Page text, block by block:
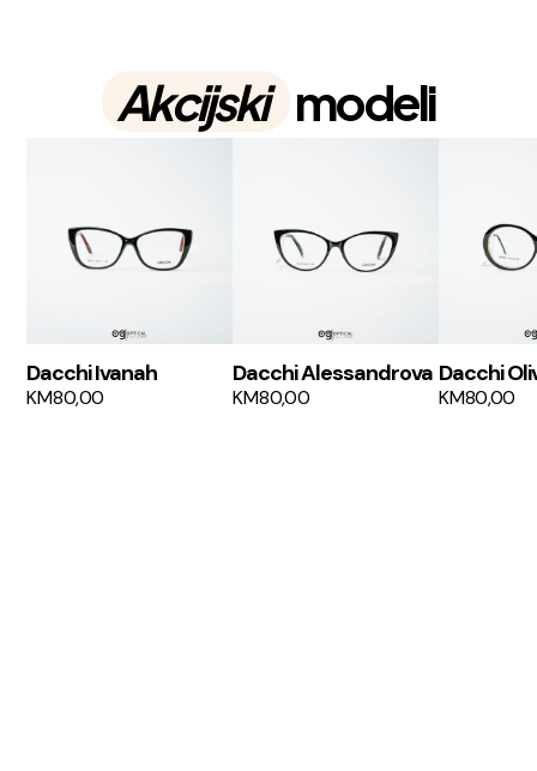
Akcijski modeli
Dacchi Ivanah
KM80,00
Dacchi Alessandrova
KM80,00
Dacchi
KM80,00